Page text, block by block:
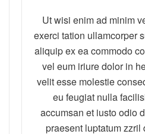
Ut wisi enim ad minim
exerci tation ullamcorper
aliquip ex ea commodo
vel eum iriure dolor in
velit esse molestie
eu feugiat nulla
accumsan et iusto odio
praesent luptatum